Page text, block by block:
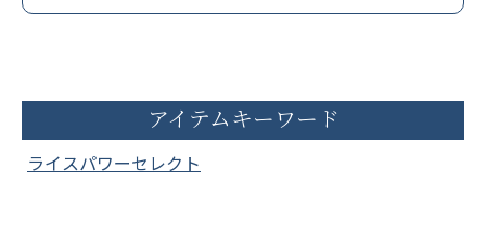
アイテムキーワード
ライスパワーセレクト